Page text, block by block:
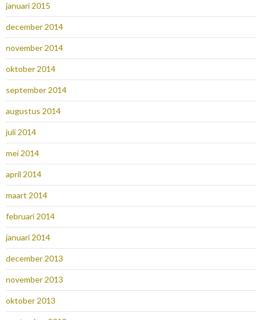
januari 2015
december 2014
november 2014
oktober 2014
september 2014
augustus 2014
juli 2014
mei 2014
april 2014
maart 2014
februari 2014
januari 2014
december 2013
november 2013
oktober 2013